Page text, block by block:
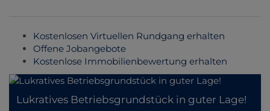
Kostenlosen Virtuellen Rundgang erhalten
Offene Jobangebote
Kostenlose Immobilienbewertung erhalten
Lukratives Betriebsgrundstück in guter Lage!